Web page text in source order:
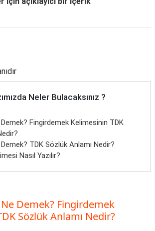
Neler Bulacaksınız ?
Fingirdemek Kelimesinin TDK
TDK Sözlük Anlamı Nedir?
Nasıl Yazılır?
Demek? Fingirdemek
Sözlük Anlamı Nedir?